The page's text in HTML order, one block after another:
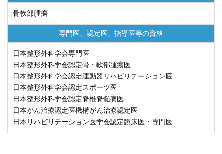
骨軟部腫瘍
専門医、認定医、 指導医等の資格
日本整形外科学会専門医
日本整形外科学会認定骨・軟部腫瘍医
日本整形外科学会認定運動器リハビリテーション医
日本整形外科学会認定スポーツ医
日本整形外科学会認定脊椎脊髄病医
日本がん治療認定医機構がん治療認定医
日本リハビリテーション医学会認定臨床医・専門医